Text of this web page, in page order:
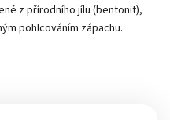
z přírodního jílu (bentonit),
pohlcováním zápachu.